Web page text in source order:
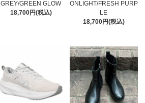
GREY/GREEN GLOW
18,700円(税込)
ONLIGHT/FRESH PURP
LE
18,700円(税込)